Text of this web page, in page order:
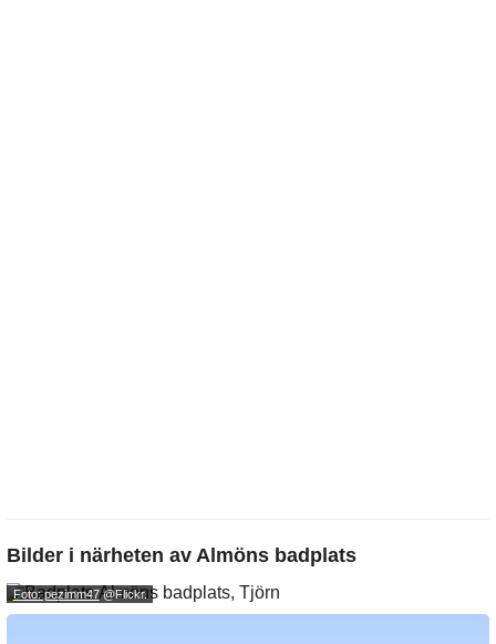
Bilder i närheten av Almöns badplats
Foto: pezimm47@Flickr.